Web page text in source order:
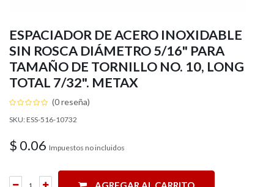
ESPACIADOR DE ACERO INOXIDABLE
SIN ROSCA DIÁMETRO 5/16" PARA
TAMAÑO DE TORNILLO NO. 10, LONG
TOTAL 7/32". METAX
(0 reseña)
SKU: ESS-516-10732
$ 0.06 Impuestos no incluidos